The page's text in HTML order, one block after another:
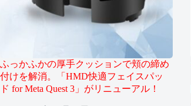
ふっかふかの厚手クッションで頬の締め
付けを解消。「HMD快適フェイスパッ
ド for Meta Quest 3」がリニューアル！